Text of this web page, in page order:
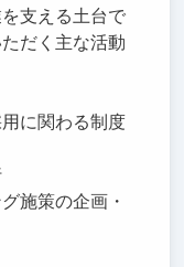
支える土台で
だく主な活動
に関わる制度
施策の企画・